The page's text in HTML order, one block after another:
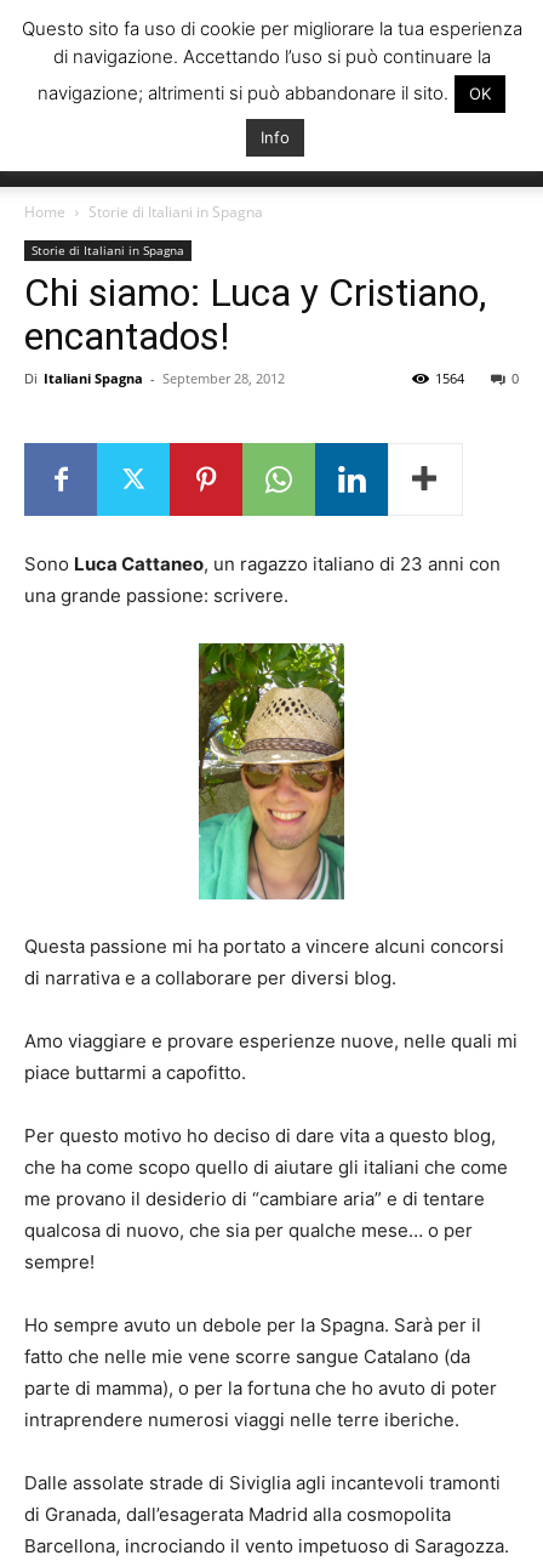
Italiani
Spagna
Home Storie di Italiani in Spagna
Storie di Italiani in Spagna
Chi siamo: Luca y Cristiano,
encantados!
Di Italiani Spagna - September 28, 2012 0
1564
Sono Luca Cattaneo, un ragazzo italiano di 23 anni con
una grande passione: scrivere.
Questa passione mi ha portato a vincere alcuni concorsi
di narrativa e a collaborare per diversi blog.
Amo viaggiare e provare esperienze nuove, nelle quali mi
piace buttarmi a capofitto.
Per questo motivo ho deciso di dare vita a questo blog,
che ha come scopo quello di aiutare gli italiani che come
me provano il desiderio di “cambiare aria” e di tentare
qualcosa di nuovo, che sia per qualche mese… o per
sempre!
Ho sempre avuto un debole per la Spagna. Sarà per il
fatto che nelle mie vene scorre sangue Catalano (da
parte di mamma), o per la fortuna che ho avuto di poter
intraprendere numerosi viaggi nelle terre iberiche.
Dalle assolate strade di Siviglia agli incantevoli tramonti
di Granada, dall’esagerata Madrid alla cosmopolita
Barcellona, incrociando il vento impetuoso di Saragozza.
Questo sito fa uso di cookie per migliorare la tua esperienza
di navigazione. Accettando l’uso si può continuare la
navigazione; altrimenti si può abbandonare il sito.
OK
Info